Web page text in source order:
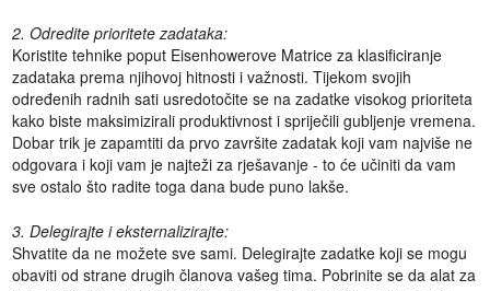
2. Odredite prioritete zadataka:
Koristite tehnike poput Eisenhowerove Matrice za klasificiranje
zadataka prema njihovoj hitnosti i važnosti. Tijekom svojih
određenih radnih sati usredotočite se na zadatke visokog prioriteta
kako biste maksimizirali produktivnost i spriječili gubljenje vremena.
Dobar trik je zapamtiti da prvo završite zadatak koji vam najviše ne
odgovara i koji vam je najteži za rješavanje - to će učiniti da vam
sve ostalo što radite toga dana bude puno lakše.
3. Delegirajte i eksternalizirajte:
Shvatite da ne možete sve sami. Delegirajte zadatke koji se mogu
obaviti od strane drugih članova vašeg tima. Pobrinite se da alat za